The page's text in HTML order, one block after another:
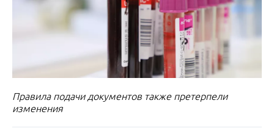
Правила подачи документов также претерпели
изменения